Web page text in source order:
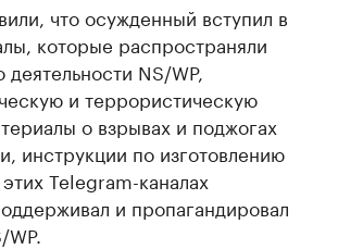
что осужденный вступил в
которые распространяли
NS/WP,
и террористическую
о взрывах и поджогах
инструкции по изготовлению
Telegram-каналах
и пропагандировал